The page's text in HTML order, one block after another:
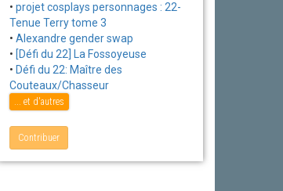
• projet cosplays personnages : 22-
Tenue Terry tome 3
• Alexandre gender swap
• [Défi du 22] La Fossoyeuse
• Défi du 22: Maître des
Couteaux/Chasseur
... et d'autres
Contribuer